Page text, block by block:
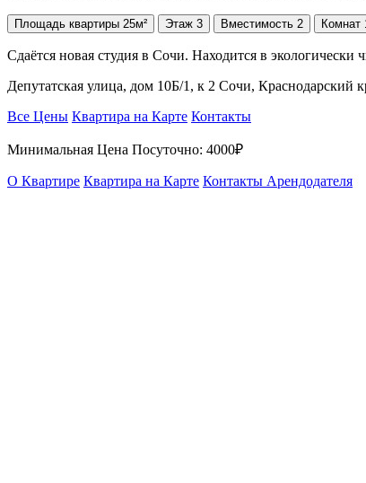
Площадь квартиры 25м² Этаж 3 Вместимость 2 Комнат
Сдаётся новая студия в Сочи. Находится в
Депутатская улица, дом 10Б/1, к 2 Сочи, Краснодарский
Все Цены Квартира на Карте Контакты
Минимальная Цена Посуточно: 4000₽
О Квартире Квартира на Карте Контакты Арендодателя